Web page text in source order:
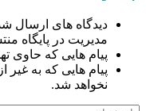
دیدگاه های ارسال
مدیریت در پایگاه
پیام هایی که حاوی
پیام هایی که به غیر
نخواهد شد.